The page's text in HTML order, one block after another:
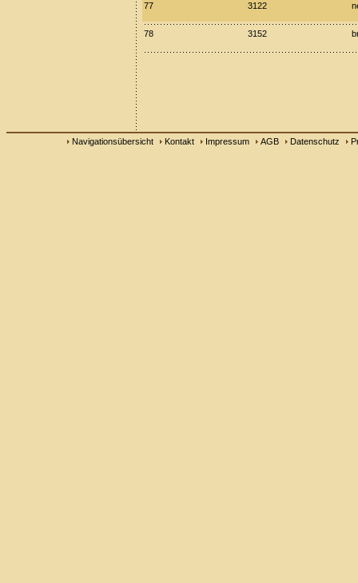
77 3122
78 3152
Navigationsübersicht Kontakt Impressum AGB Datenschutz